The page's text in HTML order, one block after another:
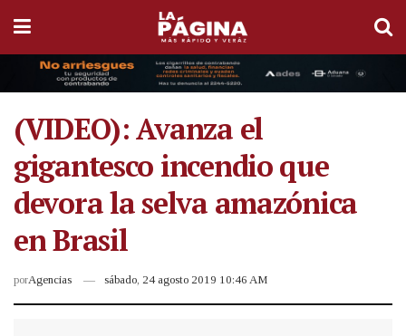
(VIDEO): Avanza el
gigantesco incendio que
devora la selva amazónica
en Brasil
porAgencias sábado, 24 agosto 2019 10:46 AM